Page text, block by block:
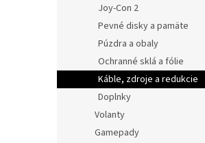
Joy-Con 2
Pevné disky a pamäte
Púzdra a obaly
Ochranné sklá a fólie
Káble, zdroje a redukcie
Doplnky
Volanty
Gamepady